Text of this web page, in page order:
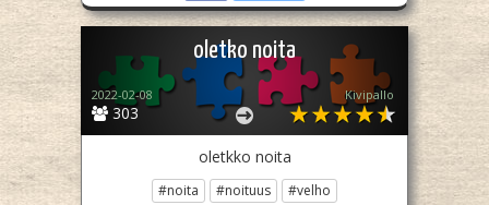
oletko noita
303
2022-02-08 Kivipallo
oletkko noita
#noita #noituus
#velho